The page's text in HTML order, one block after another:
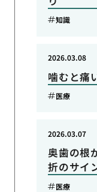
知識
噛むと痛
2026.03.08
医療
奥歯の根
折のサイ
2026.03.07
医療